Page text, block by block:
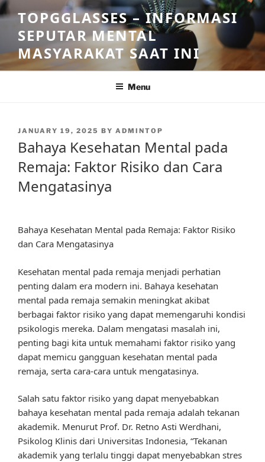
Skip
to
content
TOPGGLASSES – INFORMASI
SEPUTAR MENTAL
MASYARAKAT SAAT INI
Menu
POSTED
JANUARY 19, 2025 BY ADMINTOP
Bahaya Kesehatan Mental pada
Remaja: Faktor Risiko dan Cara
Mengatasinya
Bahaya Kesehatan Mental pada Remaja: Faktor Risiko
dan Cara Mengatasinya
Kesehatan mental pada remaja menjadi perhatian
penting dalam era modern ini. Bahaya kesehatan
mental pada remaja semakin meningkat akibat
berbagai faktor risiko yang dapat memengaruhi kondisi
psikologis mereka. Dalam mengatasi masalah ini,
penting bagi kita untuk memahami faktor risiko yang
dapat memicu gangguan kesehatan mental pada
remaja, serta cara-cara untuk mengatasinya.
Salah satu faktor risiko yang dapat menyebabkan
bahaya kesehatan mental pada remaja adalah tekanan
akademik. Menurut Prof. Dr. Retno Asti Werdhani,
Psikolog Klinis dari Universitas Indonesia, “Tekanan
akademik yang terlalu tinggi dapat menyebabkan stres